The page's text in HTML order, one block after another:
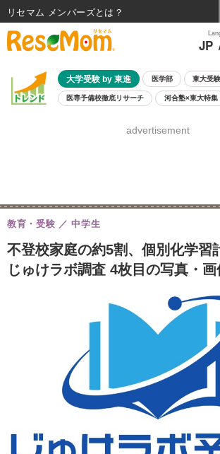
JP
大学受験 by 東進 医学部 東大受験
医専予備校徹底リサーチ 河合塾×東大特集
8月開催学校説明会・相談会
advertisement
不登校家庭の約5割、個別化学
じゅけラボ調査 4枚目の写真・画
教育・受験 中学生
リセマム メンバーズ